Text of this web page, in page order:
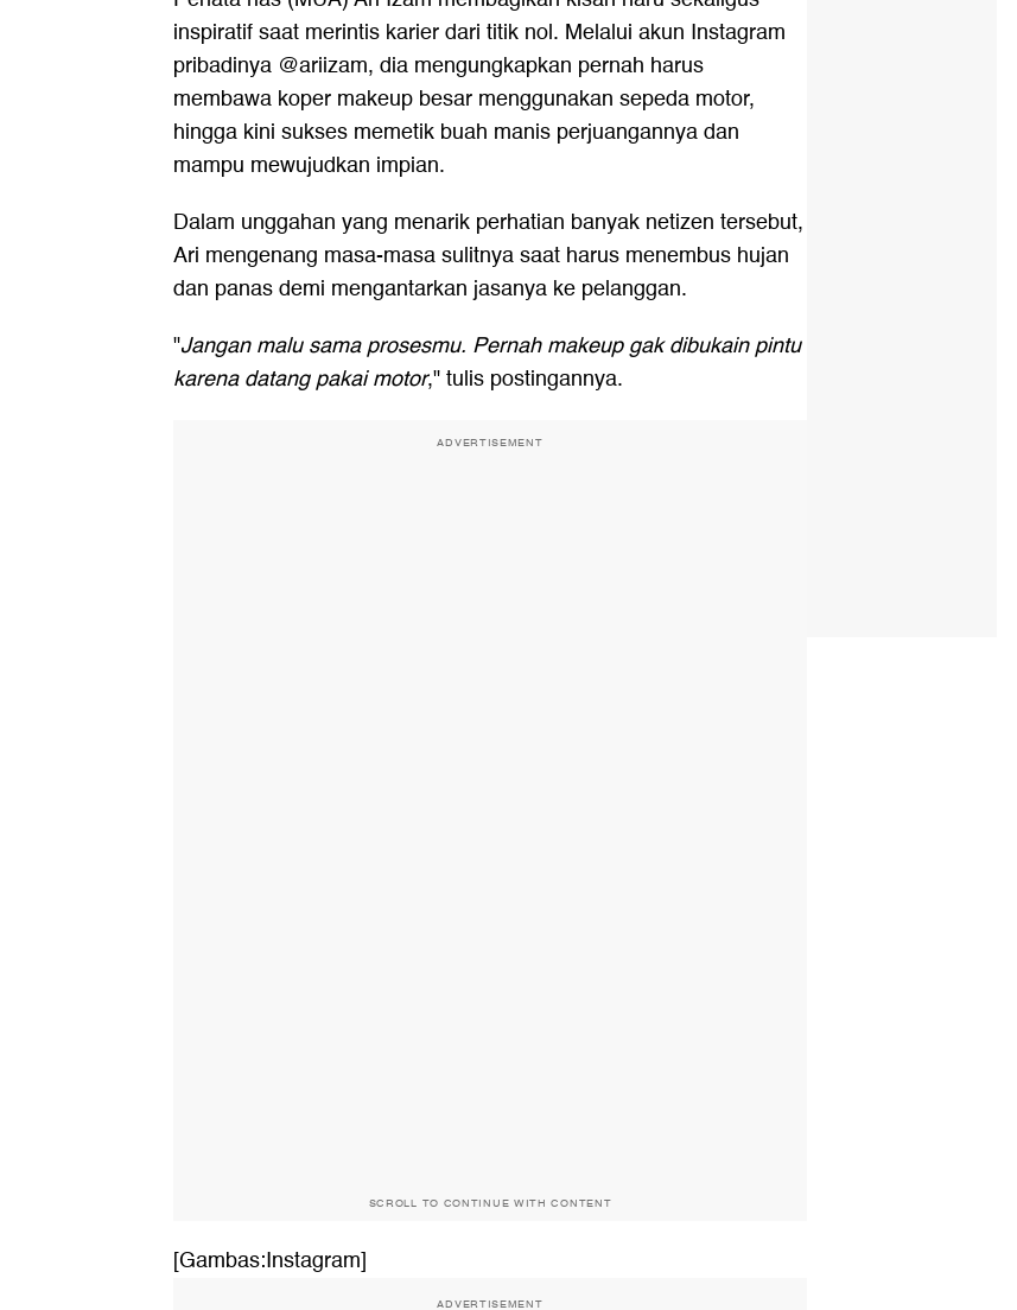
inspiratif saat merintis karier dari titik nol. Melalui akun Instagram
pribadinya @ariizam, dia mengungkapkan pernah harus
membawa koper makeup besar menggunakan sepeda motor,
hingga kini sukses memetik buah manis perjuangannya dan
mampu mewujudkan impian.
Dalam unggahan yang menarik perhatian banyak netizen tersebut,
Ari mengenang masa-masa sulitnya saat harus menembus hujan
dan panas demi mengantarkan jasanya ke pelanggan.
"Jangan malu sama prosesmu. Pernah makeup gak dibukain pintu
karena datang pakai motor," tulis postingannya.
ADVERTISEMENT
SCROLL TO CONTINUE WITH CONTENT